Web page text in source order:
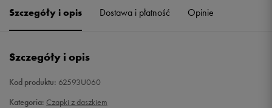
ONE SIZE
Szczegóły i opis Dostawa i płatność Opinie
Szczegóły i opis
Kod produktu: 62593U060
Kategoria: Czapki z daszkiem